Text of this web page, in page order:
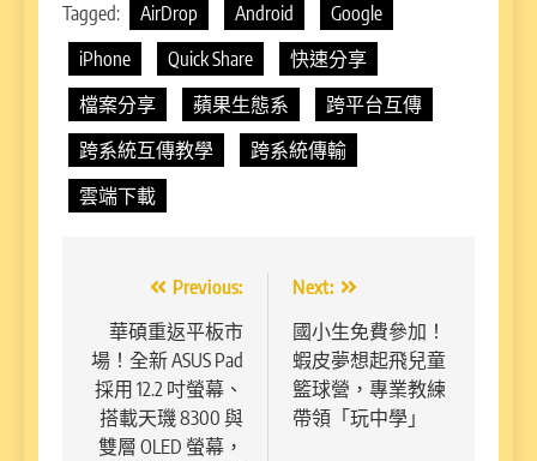
Tagged: AirDrop Android
Google
iPhone
Quick Share
快速分享
檔案分享
蘋果生態系
跨平台互傳
跨系統互傳教學
跨系統傳輸
雲端下載
章
導
覽
Previous:
華碩重返平板市
場！全新 ASUS Pad
採用 12.2 吋螢幕、
搭載天璣 8300 與
雙層 OLED 螢幕，
Next:
國小生免費參加！
蝦皮夢想起飛兒童
籃球營，專業教練
帶領「玩中學」